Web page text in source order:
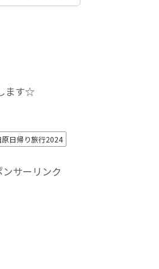
ます☆
原日帰り旅行2024
ンサーリンク